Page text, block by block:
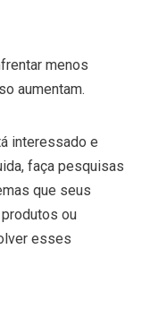
menos
aumentam.
interessado e
faça pesquisas
que seus
ou
esses